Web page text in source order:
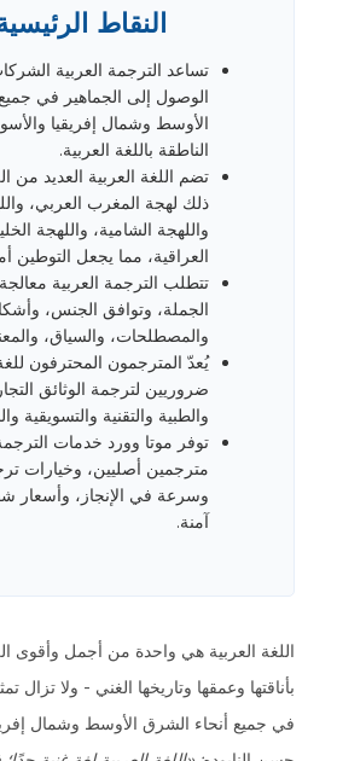
النقاط
تساعد الترجمة العربية
الوصول إلى الجماهير في
الأوسط وشمال إفريقيا
الناطقة باللغة العربية.
تضم اللغة العربية العديد من
ذلك لهجة المغرب العربي،
واللهجة الشامية، واللهجة
العراقية، مما يجعل التوطين
تتطلب الترجمة العربية معالجة
الجملة، وتوافق الجنس،
والمصطلحات، والسياق،
يُعدّ المترجمون المحترفون
ضروريين لترجمة الوثائق
والطبية والتقنية والتسويقية
توفر موتا وورد خدمات
مترجمين أصليين، وخيارات
وسرعة في الإنجاز، وأسعار
آمنة.
اللغة العربية هي واحدة من أجمل وأقوى
بأناقتها وعمقها وتاريخها الغني - ولا تزال
في جميع أنحاء الشرق الأوسط وشمال